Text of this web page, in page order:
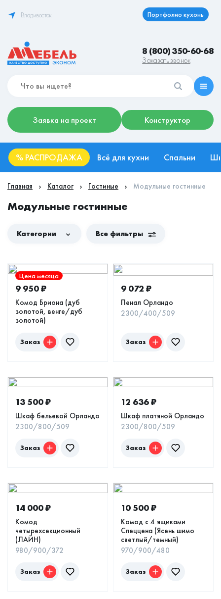
Владивосток Портфолио кухонь
8 (800) 350-60-68
Заказать звонок
Заявка на проект Конструктор
% РАСПРОДАЖА Всё для кухни Спальни
Главная Каталог Гостиные Модульные гостинные
Модульные гостинные
Категории Все фильтры
Цена месяца
9 950₽
Комод Бриона (дуб
золотой, венге/дуб
золотой)
Заказ
9 072 ₽
Пенал Орландо
2300/400/509
Заказ
13 500₽
Шкаф бельевой Орландо
2300/800/509
Заказ
12 636₽
Шкаф платяной Орландо
2300/800/509
Заказ
14 000₽
Комод
четырехсекционный
(ЛАЙН)
980/900/372
Заказ
10 500₽
Комод с 4 ящиками
Спеццена (Ясень шимо
светлый/темный)
970/900/480
Заказ